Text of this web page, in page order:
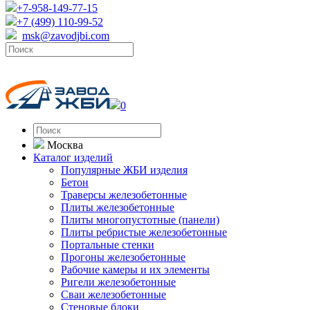
+7-958-149-77-15
+7 (499) 110-99-52
msk@zavodjbi.com
0
Москва
Каталог изделий
Популярные ЖБИ изделия
Бетон
Траверсы железобетонные
Плиты железобетонные
Плиты многопустотные (панели)
Плиты ребристые железобетонные
Портальные стенки
Прогоны железобетонные
Рабочие камеры и их элементы
Ригели железобетонные
Сваи железобетонные
Стеновые блоки